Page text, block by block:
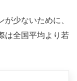
少ないために、
は全国平均より若